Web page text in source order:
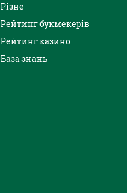
Різне
Рейтинг букмекерів
Рейтинг казино
База знань